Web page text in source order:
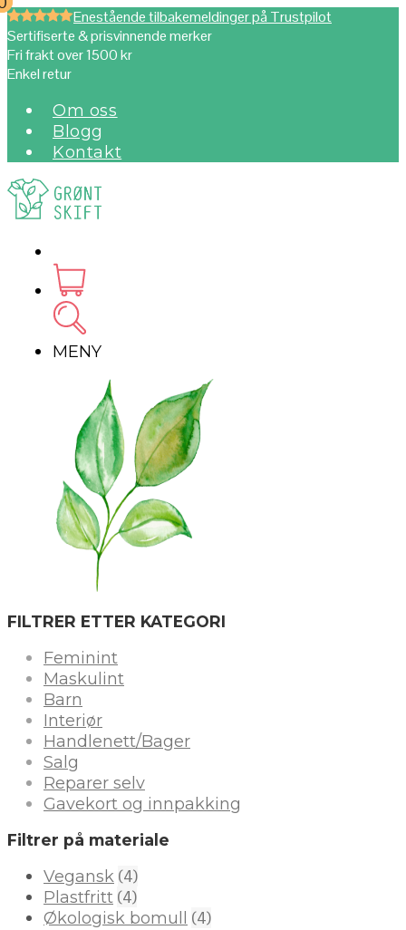
Enestående tilbakemeldinger på Trustpilot
Sertifiserte & prisvinnende merker
Fri frakt over 1500 kr
Enkel retur
Om oss
Blogg
Kontakt
MENY
FILTRER ETTER KATEGORI
Feminint
Maskulint
Barn
Interiør
Handlenett/Bager
Salg
Reparer selv
Gavekort og innpakking
Filtrer på materiale
Vegansk (4)
Plastfritt (4)
Økologisk bomull (4)